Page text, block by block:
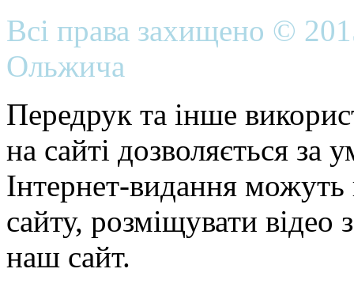
Всі права захищено ©
Ольжича
Передрук та інше
на сайті дозволяється
Інтернет-видання можуть
сайту, розміщувати відео
наш сайт.